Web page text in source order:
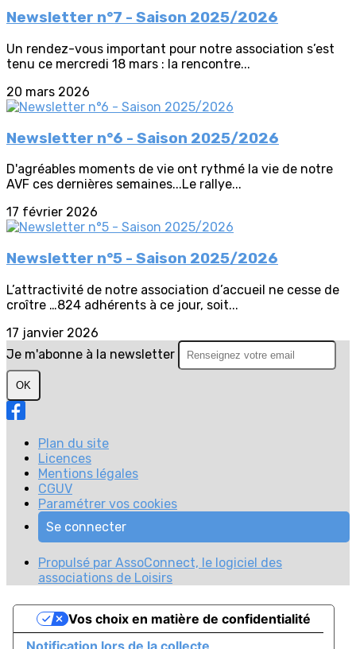
Newsletter n°7 - Saison 2025/2026
Un rendez-vous important pour notre association s’est
tenu ce mercredi 18 mars : la rencontre...
20 mars 2026
Newsletter n°6 - Saison 2025/2026
D'agréables moments de vie ont rythmé la vie de notre
AVF ces dernières semaines...Le rallye...
17 février 2026
Newsletter n°5 - Saison 2025/2026
L’attractivité de notre association d’accueil ne cesse de
croître …824 adhérents à ce jour, soit...
17 janvier 2026
Je m'abonne à la newsletter
OK
Plan du site
Licences
Mentions légales
CGUV
Paramétrer vos cookies
Se connecter
Propulsé par AssoConnect, le logiciel des
associations de Loisirs
Notification lors de la collecte
Vos choix en matière de confidentialité